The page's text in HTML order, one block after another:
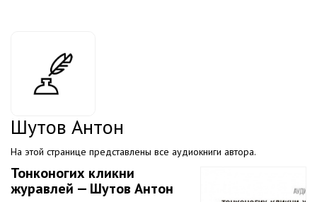
Шутов Антон
На этой странице представлены все аудиокниги автора.
Тонконогих кликни
журавлей — Шутов Антон